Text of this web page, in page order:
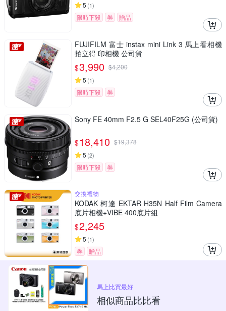
5 (1)
限時下殺 券 贈品
FUJIFILM 富士 instax mini Link 3 馬上看相機
拍立得 印相機 公司貨
$3,990 $4,200
5 (1)
限時下殺 券
Sony FE 40mm F2.5 G SEL40F25G (公司貨)
$18,410 $19,378
5 (2)
限時下殺 券
交換禮物
KODAK 柯達 EKTAR H35N Half Film Camera
底片相機+VIBE 400底片組
$2,245
5 (1)
券 贈品
馬上比買最好
相似商品比比看